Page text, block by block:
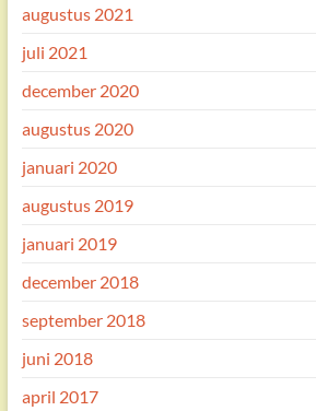
augustus 2021
juli 2021
december 2020
augustus 2020
januari 2020
augustus 2019
januari 2019
december 2018
september 2018
juni 2018
april 2017